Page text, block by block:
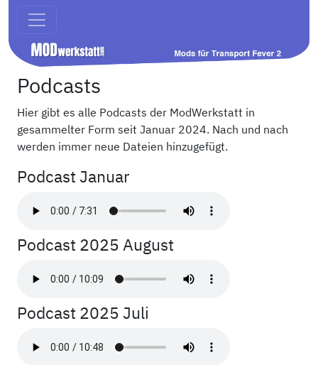
Podcasts
Hier gibt es alle Podcasts der ModWerkstatt in
gesammelter Form seit Januar 2024. Nach und nach
werden immer neue Dateien hinzugefügt.
Podcast Januar
Podcast 2025 August
Podcast 2025 Juli